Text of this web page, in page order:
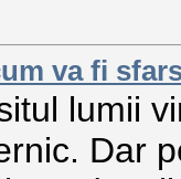
va fi
lumii
Dar